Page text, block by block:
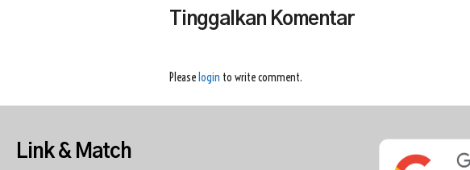
Tinggalkan Komentar
Please login to write comment.
Link & Match